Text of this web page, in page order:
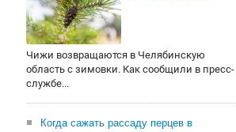
Чижи возвращаются в Челябинскую
область с зимовки. Как сообщили в пресс-
службе...
Когда сажать рассаду перцев в